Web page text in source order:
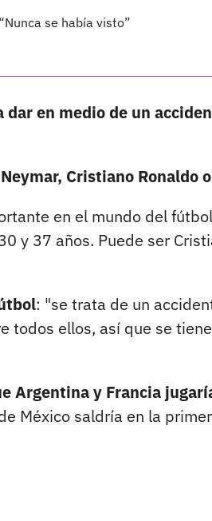
se había visto”
dar en medio de un
Neymar, Cristiano Ronaldo
en el mundo del
y 37 años. Puede ser
: "se trata de un
todos ellos, así que se
Argentina y Francia
México saldría en la